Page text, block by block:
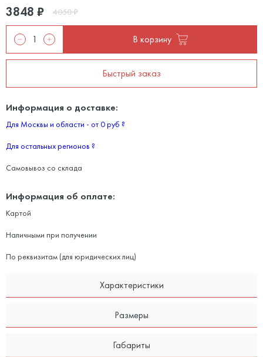
3848 ₽ 4050₽
В корзину
Быстрый заказ
Информация о доставке:
Для Москвы и области - от 0 руб ?
Для остальных регионов ?
Самовывоз со склада
Информация об оплате:
Картой
Наличными при получении
По реквизитам (для юридических лиц)
Характеристики
Размеры
Габариты